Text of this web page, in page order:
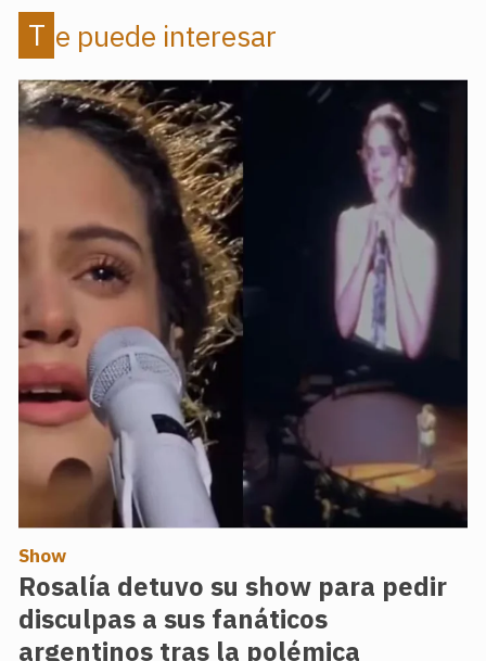
Te puede interesar
Rosalía detuvo su show para pedir
disculpas a sus fanáticos
argentinos tras la polémica
Show